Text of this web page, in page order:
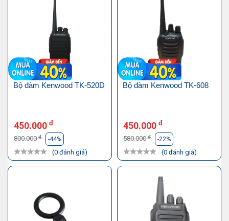
Bộ đàm Kenwood TK-520D
450.000 đ
800.000đ -44%
(0 đánh giá)
Bộ đàm Kenwood TK-608
450.000 đ
580.000đ -22%
(0 đánh giá)